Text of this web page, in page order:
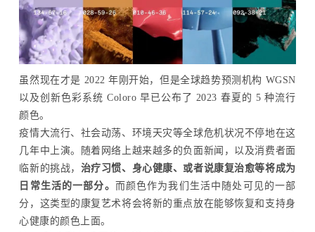
虽然现在才是 2022 年刚开始，但是全球趋势预测机构 WGSN
以及创新色彩系统 Coloro 早已公布了 2023 春夏的 5 种流行
颜色。
疫情大流行、社会动荡、环境天灾等全球危机状况不停地在这
几年中上演。随着网络上越来越多的负面新闻，以及消费者面
临新的挑战， 治疗习惯、身心健康、或者说康复治愈等将成为
日常生活的一部分。 而颜色作为我们生活中随处可见的一部
分，这类型的康复艺术将会将新的重点放在能够恢复和支持身
心健康的颜色上面。